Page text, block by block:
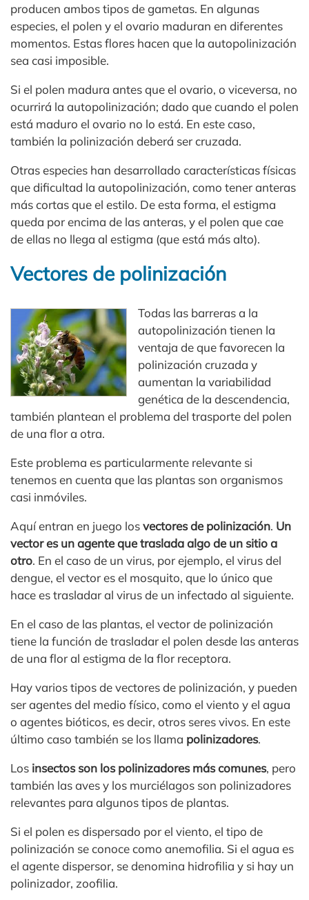
producen ambos tipos de gametas. En algunas
especies, el polen y el ovario maduran en diferentes
momentos. Estas flores hacen que la autopolinización
sea casi imposible.
Si el polen madura antes que el ovario, o viceversa, no
ocurrirá la autopolinización; dado que cuando el polen
está maduro el ovario no lo está. En este caso,
también la polinización deberá ser cruzada.
Otras especies han desarrollado características físicas
que dificultad la autopolinización, como tener anteras
más cortas que el estilo. De esta forma, el estigma
queda por encima de las anteras, y el polen que cae
de ellas no llega al estigma (que está más alto).
Vectores de polinización
Todas las barreras a la
autopolinización tienen la
ventaja de que favorecen la
polinización cruzada y
aumentan la variabilidad
genética de la descendencia,
también plantean el problema del trasporte del polen
de una flor a otra.
Este problema es particularmente relevante si
tenemos en cuenta que las plantas son organismos
casi inmóviles.
Aquí entran en juego losvectores de polinización. Un
vector es un agente que traslada algo de un sitio a
otro. En el caso de un virus, por ejemplo, el virus del
dengue, el vector es el mosquito, que lo único que
hace es trasladar al virus de un infectado al siguiente.
En el caso de las plantas, el vector de polinización
tiene la función de trasladar el polen desde las anteras
de una flor al estigma de la flor receptora.
Hay varios tipos de vectores de polinización, y pueden
ser agentes del medio físico, como el viento y el agua
o agentes bióticos, es decir, otros seres vivos. En este
último caso también se los llama polinizadores.
Los insectos son los polinizadores más comunes, pero
también las aves y los murciélagos son polinizadores
relevantes para algunos tipos de plantas.
Si el polen es dispersado por el viento, el tipo de
polinización se conoce como anemofilia. Si el agua es
el agente dispersor, se denomina hidrofilia y si hay un
polinizador, zoofilia.